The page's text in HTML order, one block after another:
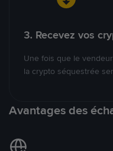
3. Recevez vos
Une fois que le
la crypto séquestrée
Avantages des